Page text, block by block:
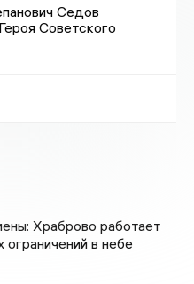
Седов
Советского
Храброво работает
в небе